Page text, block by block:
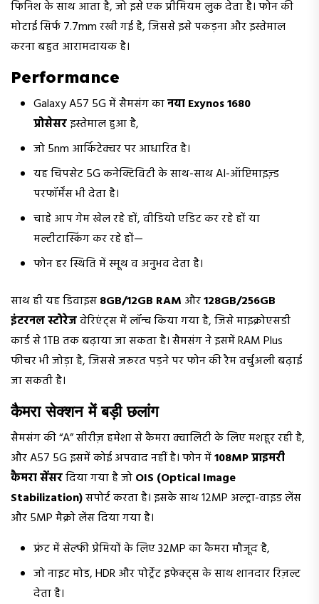
फिनिश के साथ आता है, जो इसे एक प्रीमियम लुक देता है। फोन की
मोटाई सिर्फ 7.7mm रखी गई है, जिससे इसे पकड़ना और इस्तेमाल
करना बहुत आरामदायक है।
Performance
Galaxy A57 5G में सैमसंग कानया Exynos 1680
प्रोसेसरइस्तेमाल हुआ है,
जो 5nm आर्किटेक्चर पर आधारित है।
यह चिपसेट 5G कनेक्टिविटी के साथ-साथ AI-ऑप्टिमाइज़्ड
परफॉर्मेंस भी देता है।
चाहे आप गेम खेल रहे हों, वीडियो एडिट कर रहे हों या
मल्टीटास्किंग कर रहे हों—
फोन हर स्थिति में स्मूथ व अनुभव देता है।
साथ ही यह डिवाइस8GB/12GB RAM और128GB/256GB
इंटरनल स्टोरेजवेरिएंट्स में लॉन्च किया गया है, जिसे माइक्रोएसडी
कार्ड से 1TB तक बढ़ाया जा सकता है। सैमसंग ने इसमें RAM Plus
फीचर भी जोड़ा है, जिससे जरूरत पड़ने पर फोन की रैम वर्चुअली बढ़ाई
जा सकती है।
कैमरा सेक्शन में बड़ी छलांग
सैमसंग की “A” सीरीज़ हमेशा से कैमरा क्वालिटी के लिए मशहूर रही है,
और A57 5G इसमें कोई अपवाद नहीं है। फोन में108MP प्राइमरी
कैमरा सेंसरदिया गया है जोOIS (Optical Image
Stabilization)सपोर्ट करता है। इसके साथ 12MP अल्ट्रा-वाइड लेंस
और 5MP मैक्रो लेंस दिया गया है।
फ्रंट में सेल्फी प्रेमियों के लिए 32MP का कैमरा मौजूद है,
जो नाइट मोड, HDR और पोर्ट्रेट इफेक्ट्स के साथ शानदार रिज़ल्ट
देता है।